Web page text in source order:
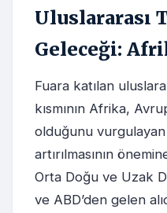
Uluslararası
Geleceği:
Fuara katılan
kısmının Afrika,
olduğunu
artırılmasının
Orta Doğu ve Uzak
ve ABD’den gelen